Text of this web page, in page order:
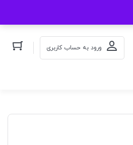
ورود به حساب کاربری